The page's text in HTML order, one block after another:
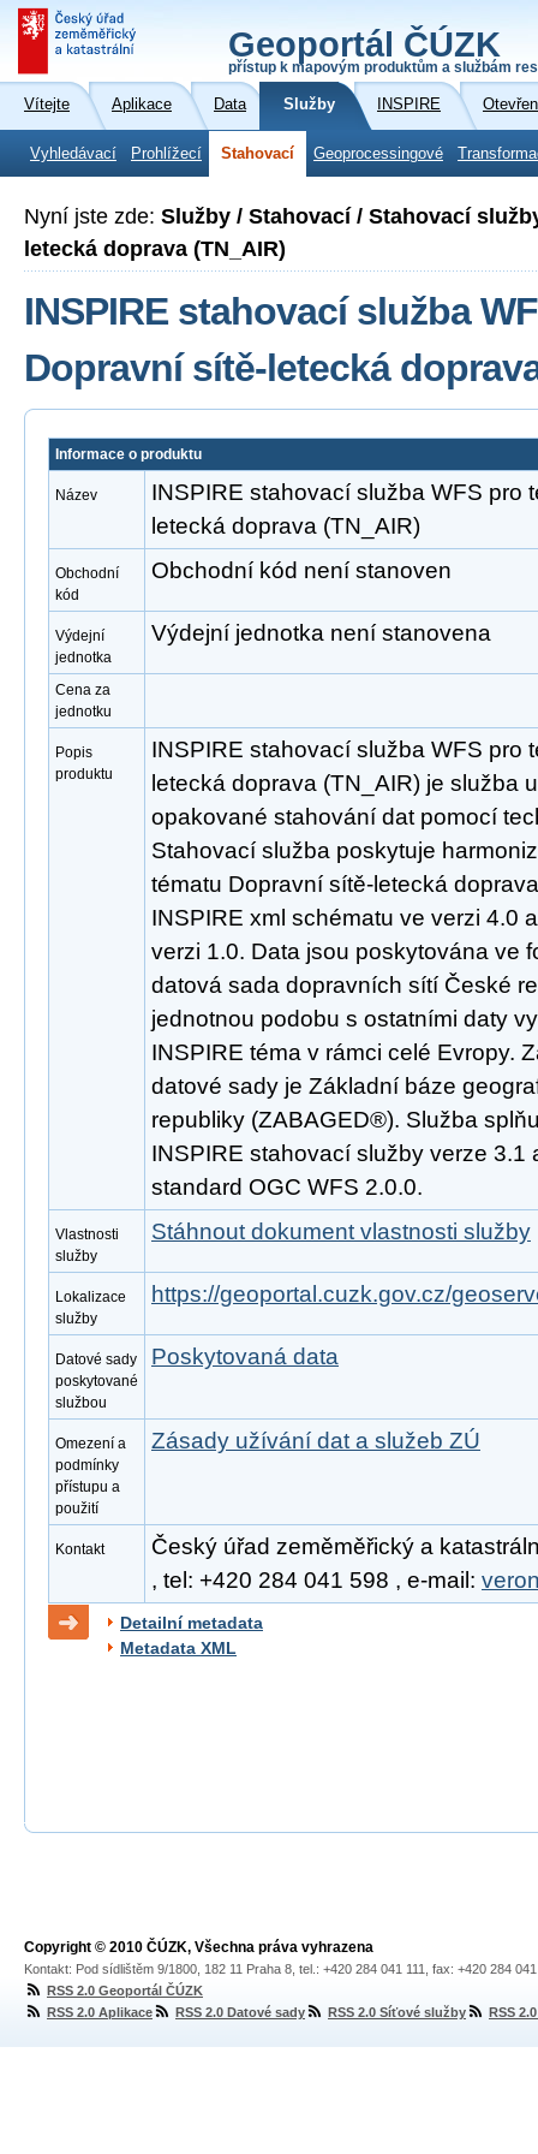
Geoportál ČÚZK
přístup k mapovým produktům a službám
Vítejte Aplikace Data Služby INSPIRE
Vyhledávací Prohlížecí Stahovací Geoprocessingové
Nyní jste zde: Služby / Stahovací / Stahovací
letecká doprava (TN_AIR)
INSPIRE stahovací služba
Dopravní sítě-letecká
Informace o produktu
Název
INSPIRE stahovací služba WFS pro
letecká doprava (TN_AIR)
Obchodní
kód
Obchodní kód není stanoven
Výdejní
jednotka
Výdejní jednotka není stanovena
Cena za
jednotku
Popis
produktu
INSPIRE stahovací služba WFS pro
letecká doprava (TN_AIR) je služba
opakované stahování dat pomocí
Stahovací služba poskytuje
tématu Dopravní sítě-letecká
INSPIRE xml schématu ve verzi 4.0
verzi 1.0. Data jsou poskytována ve
datová sada dopravních sítí České
jednotnou podobu s ostatními daty
INSPIRE téma v rámci celé Evropy.
datové sady je Základní báze
republiky (ZABAGED®). Služba
INSPIRE stahovací služby verze 3.1
standard OGC WFS 2.0.0.
Vlastnosti
služby
Stáhnout dokument vlastnosti služby
Lokalizace
služby
https://geoportal.cuzk.gov.cz/
Datové sady
poskytované
službou
Poskytovaná data
Omezení a
podmínky
přístupu a
použití
Zásady užívání dat a služeb ZÚ
Kontakt
Český úřad zeměměřický a
, tel: +420 284 041 598 , e-mail:
Detailní metadata
Metadata XML
Copyright © 2010 ČÚZK, Všechna práva vyhrazena
Kontakt: Pod sídlištěm 9/1800, 182 11 Praha 8, tel.: +420 284 041 111, fax: +420 284
RSS 2.0 Geoportál ČÚZK
RSS 2.0 Aplikace
RSS 2.0 Datové sady RSS 2.0 Síťové služby RSS